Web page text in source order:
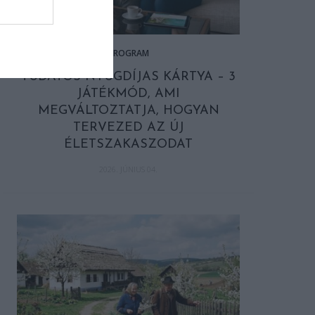
PROGRAM
TUDATOS NYUGDÍJAS KÁRTYA – 3
JÁTÉKMÓD, AMI
MEGVÁLTOZTATJA, HOGYAN
TERVEZED AZ ÚJ
ÉLETSZAKASZODAT